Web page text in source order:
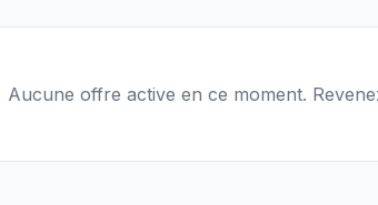
Aucune offre active en ce moment.